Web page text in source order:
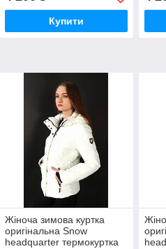
Купити
Жіноча зимова куртка
оригінальна Snow
headquarter термокуртка